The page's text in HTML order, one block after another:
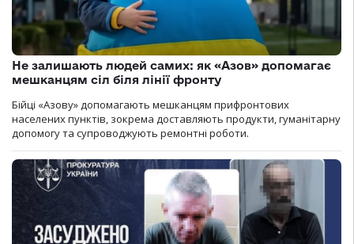
Не залишають людей самих: як «Азов» допомагає
мешканцям сіл біля лінії фронту
Бійці «Азову» допомагають мешканцям прифронтових
населених пунктів, зокрема доставляють продукти, гуманітарну
допомогу та супроводжують ремонтні роботи.